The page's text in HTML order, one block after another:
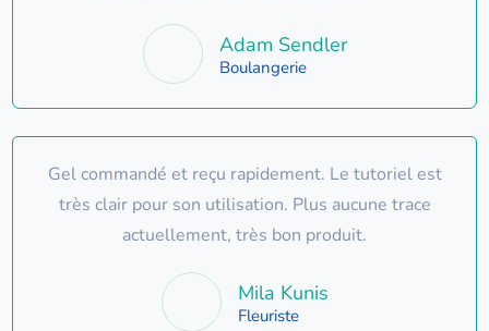
Adam Sendler
Boulangerie
Gel commandé et reçu rapidement. Le tutoriel est
très clair pour son utilisation. Plus aucune trace
actuellement, très bon produit.
Mila Kunis
Fleuriste